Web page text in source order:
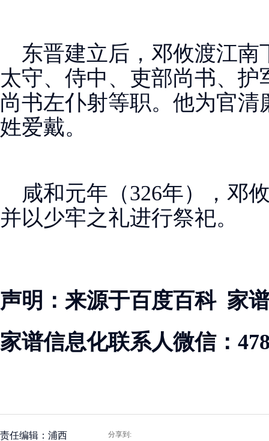
东晋建立后，邓攸渡江南
太守、侍中、吏部尚书、
尚书左仆射等职。他为官
姓爱戴。
咸和元年（326年），邓
并以少牢之礼进行祭祀。
声明：来源于百度百科 家
家谱信息化联系人微信：
责任编辑：浦西 分享到: